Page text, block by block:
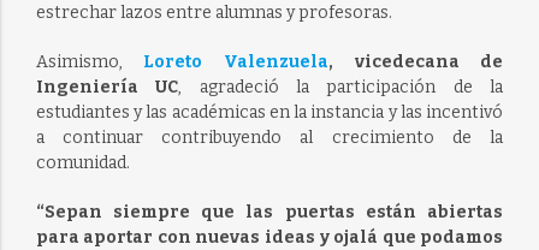
estrechar lazos entre alumnas y profesoras.
Asimismo, Loreto Valenzuela, vicedecana de
Ingeniería UC, agradeció la participación de la
estudiantes y las académicas en la instancia y las incentivó
a continuar contribuyendo al crecimiento de la
comunidad.
“Sepan siempre que las puertas están abiertas
para aportar con nuevas ideas y ojalá que podamos